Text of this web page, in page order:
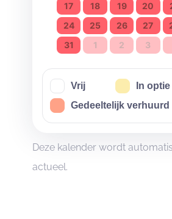
17
18 19 20
24
25 26 27
31
1 2 3
Vrij In optie
Gedeeltelijk verhuurd
Deze kalender wordt
actueel.